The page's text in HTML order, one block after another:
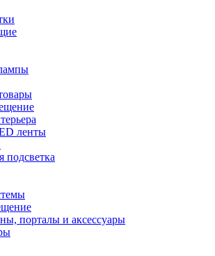
ленты
подсветка
порталы и аксессуары